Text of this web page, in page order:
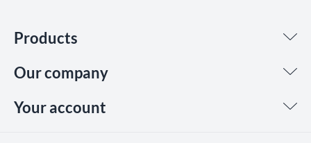
Products
Our company
Your account